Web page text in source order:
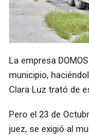
La empresa
municipio,
Clara Luz trató de
Pero el 23 de
juez, se exigió al